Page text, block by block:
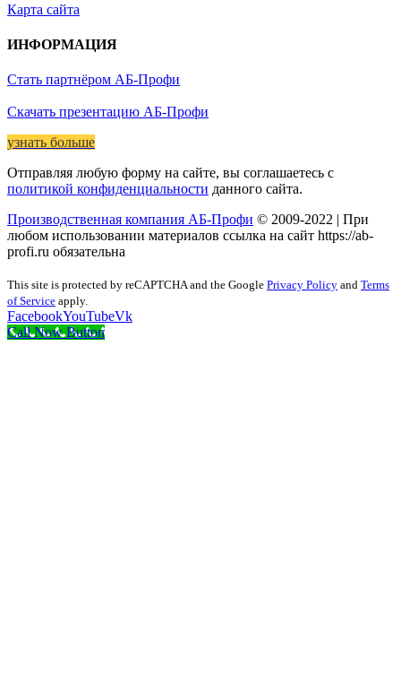
Карта сайта
ИНФОРМАЦИЯ
Стать партнёром АБ-Профи
Скачать презентацию АБ-Профи
узнать больше
Отправляя любую форму на сайте, вы соглашаетесь с
политикой конфиденциальности данного сайта.
Производственная компания АБ-Профи © 2009-2022 | При
любом использовании материалов ссылка на сайт https://ab-
profi.ru обязательна
This site is protected by reCAPTCHA and the Google Privacy Policy and Terms
of Service apply.
FacebookYouTubeVk
Call Now Button